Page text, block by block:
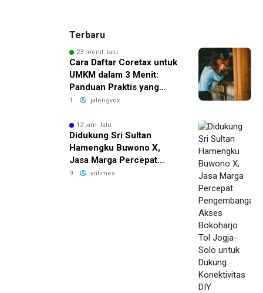
Terbaru
23 menit lalu
Cara Daftar Coretax untuk
UMKM dalam 3 Menit:
Panduan Praktis yang
Bikin Bisnis Anda Lebih
1 jatengvox
12 jam lalu
Didukung Sri Sultan
Hamengku Buwono X,
Jasa Marga Percepat
Pengembangan Akses
9 vritimes